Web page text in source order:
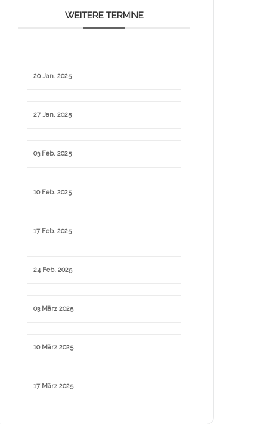
WEITERE TERMINE
20 Jan. 2025
27 Jan. 2025
03 Feb. 2025
10 Feb. 2025
17 Feb. 2025
24 Feb. 2025
03 März 2025
10 März 2025
17 März 2025